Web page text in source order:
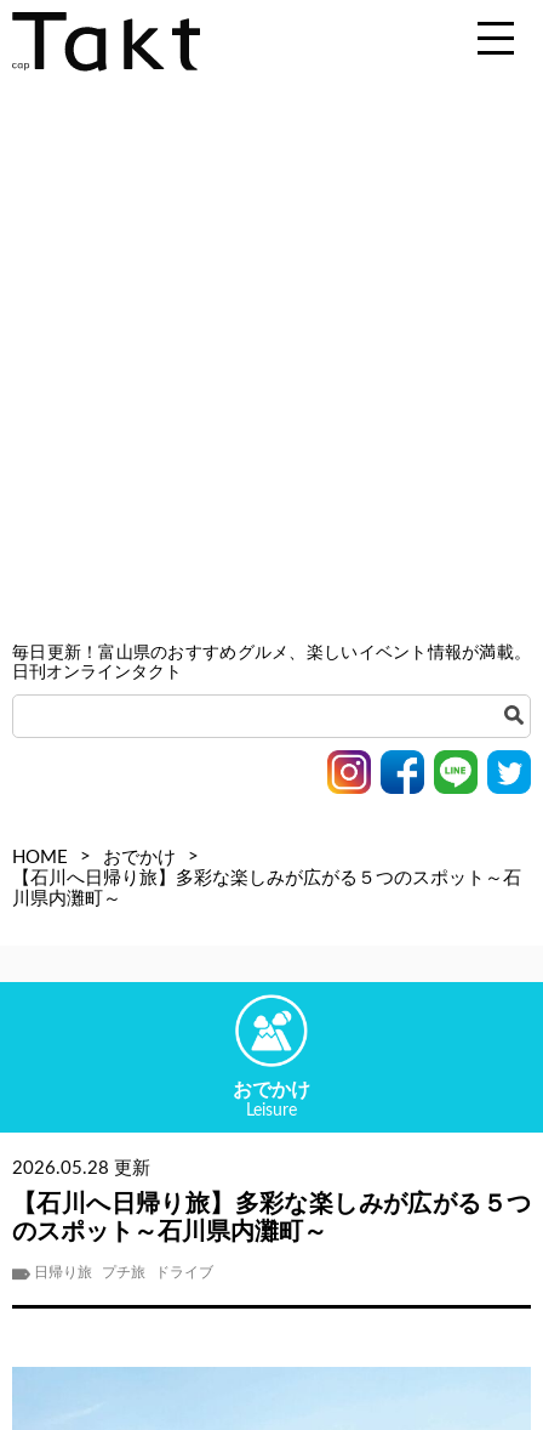
毎日更新！富山県のおすすめグルメ、楽しいイベント情報が満載。
日刊オンラインタクト
HOME > おでかけ
>
【石川へ日帰り旅】多彩な楽しみが広がる５つのスポット～石
川県内灘町～
おでかけ
Leisure
2026.05.28 更新
【石川へ日帰り旅】多彩な楽しみが広がる５つ
のスポット～石川県内灘町～
日帰り旅 プチ旅 ドライブ